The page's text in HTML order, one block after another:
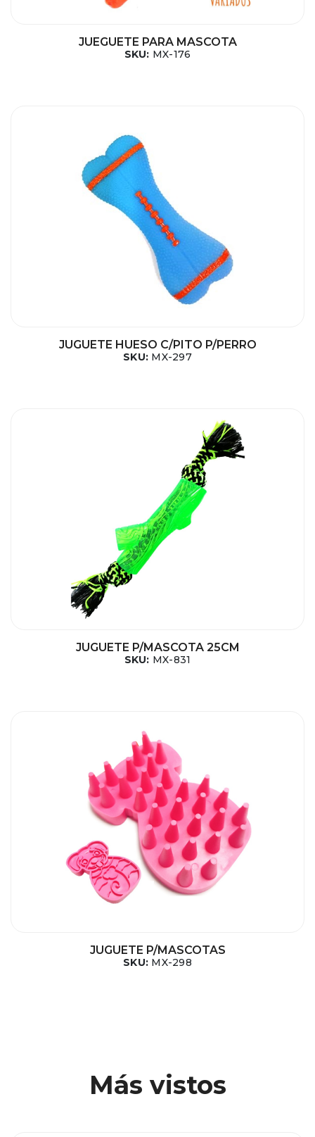
JUEGUETE PARA MASCOTA
SKU: MX-176
JUGUETE HUESO C/PITO P/PERRO
SKU: MX-297
JUGUETE P/MASCOTA 25CM
SKU: MX-831
JUGUETE P/MASCOTAS
SKU: MX-298
Más vistos